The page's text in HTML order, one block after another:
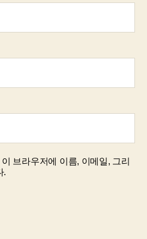
브라우저에 이름, 이메일, 그리
.